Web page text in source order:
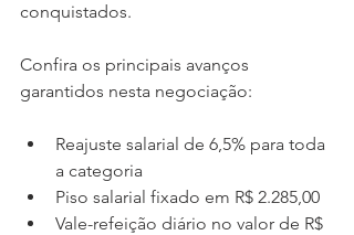
conquistados.
Confira os principais avanços
garantidos nesta negociação:
Reajuste salarial de 6,5% para toda
a categoria
Piso salarial fixado em R$ 2.285,00
Vale-refeição diário no valor de R$